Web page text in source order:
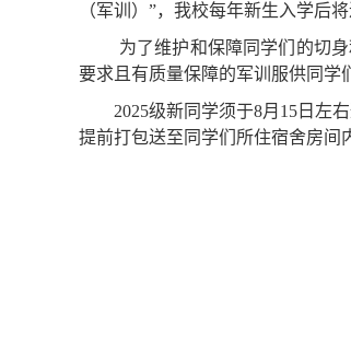
（军训）”，我校每年新生入学后
为了维护和保障同学们的切
要求且有质量保障的军训服供同学
2025级新同学须于8月15日左
提前打包送至 同学们所住宿舍房间